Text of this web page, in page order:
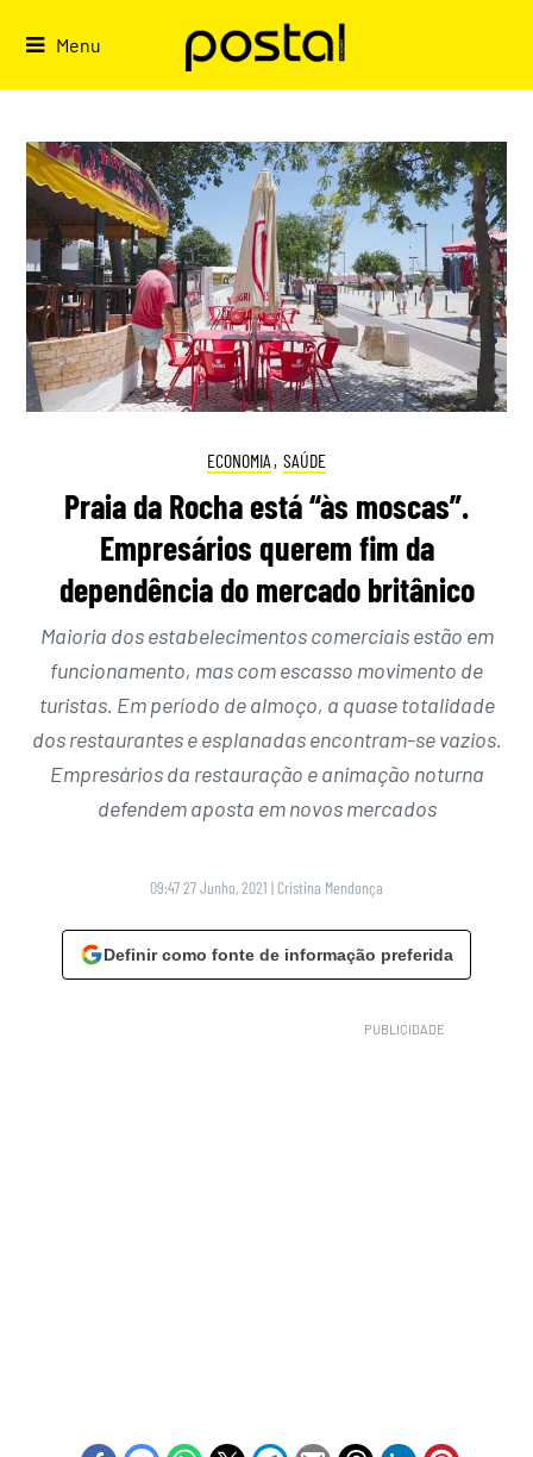
Menu
ECONOMIA , SAÚDE
Praia da Rocha está “às moscas”.
Empresários querem fim da
dependência do mercado britânico
Maioria dos estabelecimentos comerciais estão em
funcionamento, mas com escasso movimento de
turistas. Em período de almoço, a quase totalidade
dos restaurantes e esplanadas encontram-se vazios.
Empresários da restauração e animação noturna
defendem aposta em novos mercados
09:47 27 Junho, 2021 | Cristina Mendonça
Definir como fonte de informação preferida